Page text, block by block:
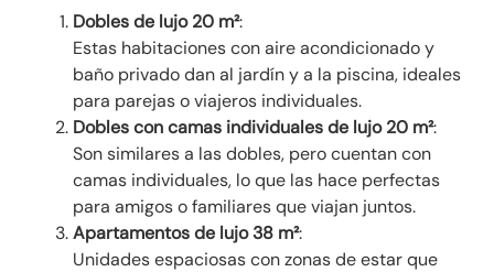
Dobles de lujo 20 m²:
Estas habitaciones con aire acondicionado y
baño privado dan al jardín y a la piscina, ideales
para parejas o viajeros individuales.
Dobles con camas individuales de lujo 20 m²:
Son similares a las dobles, pero cuentan con
camas individuales, lo que las hace perfectas
para amigos o familiares que viajan juntos.
Apartamentos de lujo 38 m²:
Unidades espaciosas con zonas de estar que